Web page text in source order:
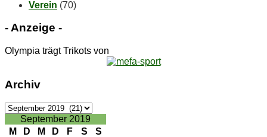
Verein (70)
- An­zei­ge -
Olympia trägt Trikots von
Ar­chiv
Ar­
chivSeptember 2019
M
D M D F S
S